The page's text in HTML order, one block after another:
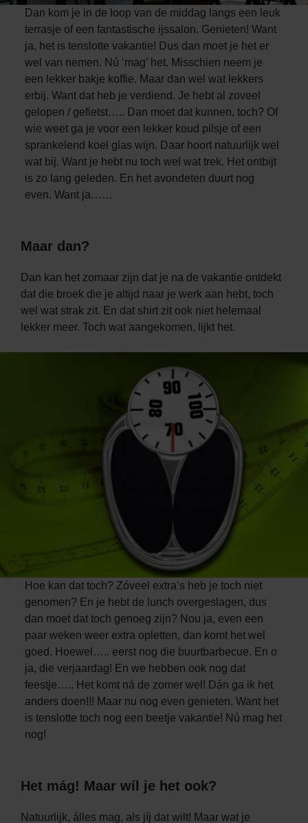
Dan kom je in de loop van de middag langs een leuk
terrasje of een fantastische ijssalon. Genieten! Want
ja, het is tenslotte vakantie! Dus dan moet je het er
wel van nemen. Nú ‘mag’ het. Misschien neem je
een lekker bakje koffie. Maar dan wel wat lekkers
erbij. Want dat heb je verdiend. Je hebt al zoveel
gelopen / gefietst….. Dan moet dat kunnen, toch? Of
wie weet ga je voor een lekker koud pilsje of een
sprankelend koel glas wijn. Daar hoort natuurlijk wel
wat bij. Want je hebt nu toch wel wat trek. Het ontbijt
is zo lang geleden. En het avondeten duurt nog
even. Want ja……
Maar dan?
Dan kan het zomaar zijn dat je na de vakantie ontdekt
dat die broek die je altijd naar je werk aan hebt, toch
wel wat strak zit. En dat shirt zit ook niet helemaal
lekker meer. Toch wat aangekomen, lijkt het.
Hoe kan dat toch? Zóveel extra’s heb je toch niet
genomen? En je hebt de lunch overgeslagen, dus
dan moet dat toch genoeg zijn? Nou ja, even een
paar weken weer extra opletten, dan komt het wel
goed. Hoewel….. eerst nog die buurtbarbecue. En o
ja, die verjaardag! En we hebben ook nog dat
feestje….. Het komt ná de zomer wel! Dán ga ik het
anders doen!!! Maar nu nog even genieten. Want het
is tenslotte toch nog een beetje vakantie! Nú mag het
nog!
Het mág! Maar wíl je het ook?
Natuurlijk, álles mag, als jíj dat wilt! Maar wat je